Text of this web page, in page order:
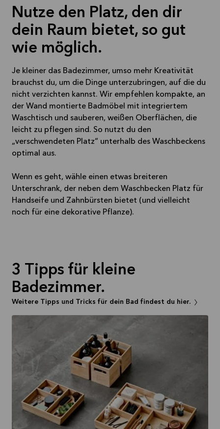
Nutze den Platz, den dir
dein Raum bietet, so gut
wie möglich.
Je kleiner das Badezimmer, umso mehr Kreativität
brauchst du, um die Dinge unterzubringen, auf die du
nicht verzichten kannst. Wir empfehlen kompakte, an
der Wand montierte Badmöbel mit integriertem
Waschtisch und sauberen, weißen Oberflächen, die
leicht zu pflegen sind. So nutzt du den
„verschwendeten Platz“ unterhalb des Waschbeckens
optimal aus.
Wenn es geht, wähle einen etwas breiteren
Unterschrank, der neben dem Waschbecken Platz für
Handseife und Zahnbürsten bietet (und vielleicht
noch für eine dekorative Pflanze).
3 Tipps für kleine
Badezimmer.
Weitere Tipps und Tricks für dein Bad findest du hier.